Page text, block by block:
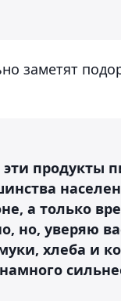
заметят
эти продукты
а только
но, уверяю
хлеба и